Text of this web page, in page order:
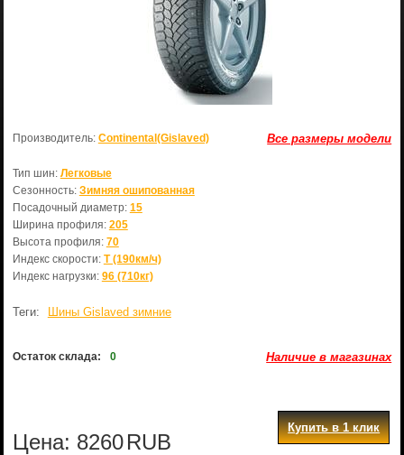
Все размеры модели
Производитель: Continental(Gislaved)
Тип шин: Легковые
Сезонность: Зимняя ошипованная
Посадочный диаметр: 15
Ширина профиля: 205
Высота профиля: 70
Индекс скорости: T (190км/ч)
Индекс нагрузки: 96 (710кг)
Теги: Шины Gislaved зимние
Остаток склада: 0 Наличие в магазинах
Цена: 8260RUB
Купить в 1 клик